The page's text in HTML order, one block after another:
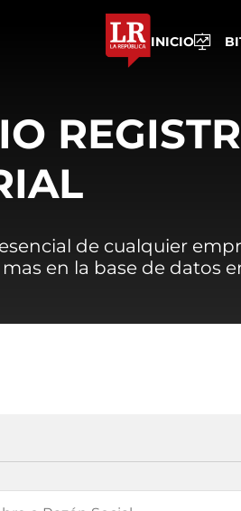
INICIO
de cualquier
en la base de datos